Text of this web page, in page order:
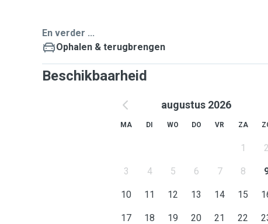
En verder ...
Ophalen & terugbrengen
Beschikbaarheid
augustus 2026
MA DI WO DO VR ZA
1 2
3 4 5 6 7 8
10 11 12 13 14 15
17 18 19 20 21 22